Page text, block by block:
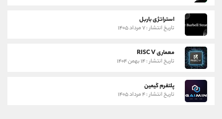
استراتژی باربل
تاریخ انتشار : ۷ مرداد ۱۴۰۵
معماری RISC V
تاریخ انتشار : ۱۴ بهمن ۱۴۰۴
پلتفرم گیمین
تاریخ انتشار : ۴ مرداد ۱۴۰۵